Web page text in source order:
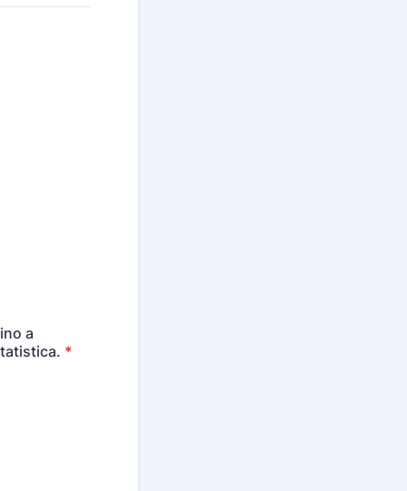
a
*